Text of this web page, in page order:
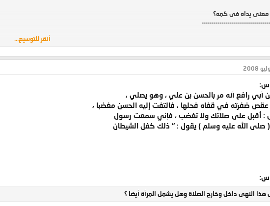
معنى يداه فى كمه؟
quote]وكان ابن عمر يضع كفيه على الذي يضع عليه جبهته. [/quote
أنقر للتوسيع...
يضع كفيه هكذا ؟ ثم أنه بهذا الوضع لم يكن واضعا جبهته على الارض بل يكون السجود ناقص عضوا ؟
وقال أبو الشعثاء : رأيت ابن عمر إذا سجد يجافي أنفه عن الأرض ،
فقلت له فيه ، فقال : إن أنفي من حر وجهي ، وأنا أكره أن
أشين وجهي. حر الوجه : ما بدا من الوجه ، وحر الرمل : رملة
طيبة.
وعامة الفقهاء على أن كشف اليدين ليس بواجب كالقدمين.
كشف القدمين فى الصلاة واجب؟
أنقر للتوسيع...
أبي رافع أنه مر بالحسن بن علي ، وهو يصلي ،
ضفرته في قفاه فحلها ، فالتفت إليه الحسن مغضبا ،
: أقبل على صلاتك ولا تغضب ، فإني سمعت رسول
( صلى الله عليه وسلم ) يقول : " ذلك كفل الشيطان
هذا النهى داخل وخارج الصلاة وهل يشمل المرأة أيضا ؟